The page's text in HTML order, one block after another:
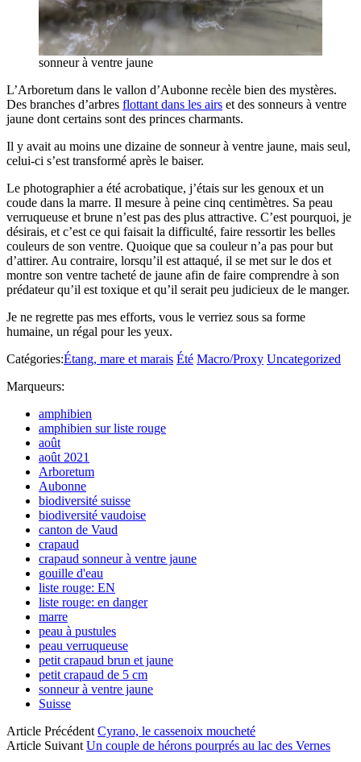
sonneur à ventre jaune
L’Arboretum dans le vallon d’Aubonne recèle bien des mystères.
Des branches d’arbres flottant dans les airs et des sonneurs à ventre
jaune dont certains sont des princes charmants.
Il y avait au moins une dizaine de sonneur à ventre jaune, mais seul,
celui-ci s’est transformé après le baiser.
Le photographier a été acrobatique, j’étais sur les genoux et un
coude dans la marre. Il mesure à peine cinq centimètres. Sa peau
verruqueuse et brune n’est pas des plus attractive. C’est pourquoi, je
désirais, et c’est ce qui faisait la difficulté, faire ressortir les belles
couleurs de son ventre. Quoique que sa couleur n’a pas pour but
d’attirer. Au contraire, lorsqu’il est attaqué, il se met sur le dos et
montre son ventre tacheté de jaune afin de faire comprendre à son
prédateur qu’il est toxique et qu’il serait peu judicieux de le manger.
Je ne regrette pas mes efforts, vous le verriez sous sa forme
humaine, un régal pour les yeux.
Catégories:Étang, mare et marais Été Macro/Proxy Uncategorized
Marqueurs:
amphibien
amphibien sur liste rouge
août
août 2021
Arboretum
Aubonne
biodiversité suisse
biodiversité vaudoise
canton de Vaud
crapaud
crapaud sonneur à ventre jaune
gouille d'eau
liste rouge: EN
liste rouge: en danger
marre
peau à pustules
peau verruqueuse
petit crapaud brun et jaune
petit crapaud de 5 cm
sonneur à ventre jaune
Suisse
Article Précédent Cyrano, le cassenoix moucheté
Article Suivant Un couple de hérons pourprés au lac des Vernes